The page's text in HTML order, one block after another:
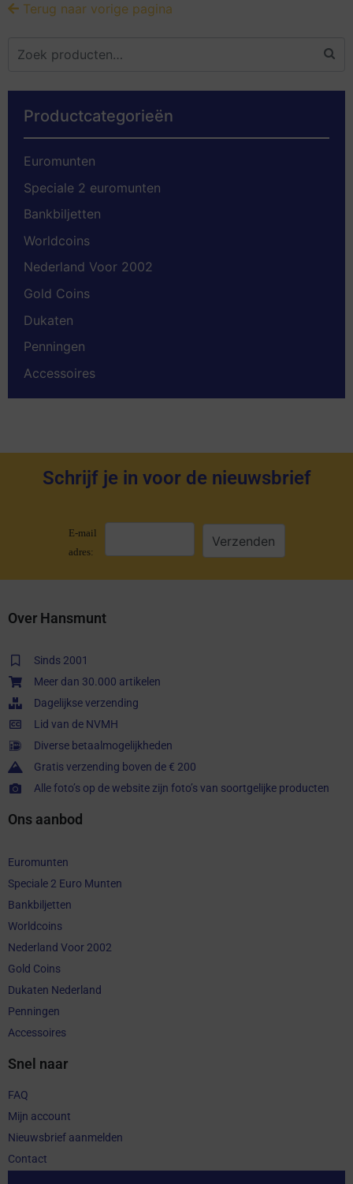
Terug naar vorige pagina
Productcategorieën
Euromunten
Speciale 2 euromunten
Bankbiljetten
Worldcoins
Nederland Voor 2002
Gold Coins
Dukaten
Penningen
Accessoires
Schrijf je in voor de nieuwsbrief
E-mail
adres:
Over Hansmunt
Sinds 2001
Meer dan 30.000 artikelen
Dagelijkse verzending
Lid van de NVMH
Diverse betaalmogelijkheden
Gratis verzending boven de € 200
Alle foto’s op de website zijn foto’s van soortgelijke producten
Ons aanbod
Euromunten
Speciale 2 Euro Munten
Bankbiljetten
Worldcoins
Nederland Voor 2002
Gold Coins
Dukaten Nederland
Penningen
Accessoires
Snel naar
FAQ
Mijn account
Nieuwsbrief aanmelden
Contact